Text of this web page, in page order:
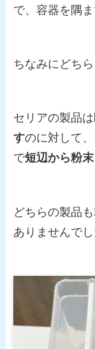
で、容器を隅
ちなみにどち
セリアの製品
すのに対して
で短辺から粉
どちらの製品
ありませんでし